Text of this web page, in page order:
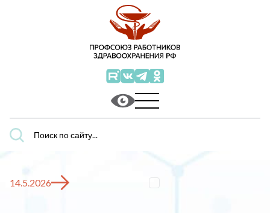
Поиск
по
14.5.2026